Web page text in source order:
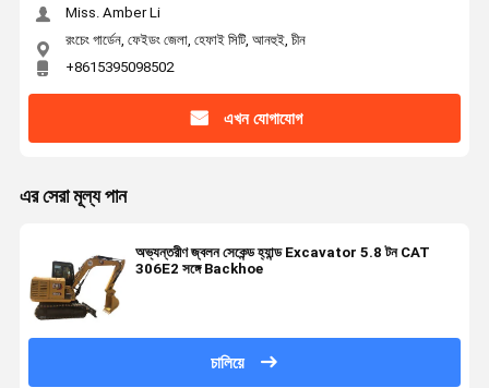
Miss. Amber Li
রংচেং গার্ডেন, ফেইডং জেলা, হেফাই সিটি, আনহুই, চীন
+8615395098502
এখন যোগাযোগ
এর সেরা মূল্য পান
অভ্যন্তরীণ জ্বলন সেকেন্ড হ্যান্ড Excavator 5.8 টন CAT
306E2 সঙ্গে Backhoe
চালিয়ে